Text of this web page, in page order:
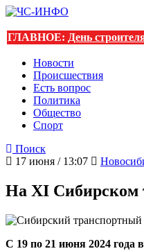
ГЛАВНОЕ: День
Новости
Происшествия
Есть вопрос
Политика
Общество
Спорт
Поиск
17 июня / 13:07
На XI Сибирском
С 19 по 21 июня 2024 года